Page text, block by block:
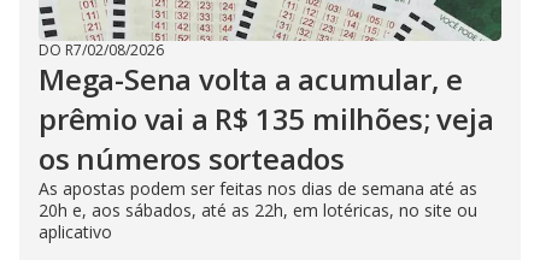
DO R7/02/08/2026
Mega-Sena volta a acumular, e
prêmio vai a R$ 135 milhões; veja
os números sorteados
As apostas podem ser feitas nos dias de semana até as
20h e, aos sábados, até as 22h, em lotéricas, no site ou
aplicativo